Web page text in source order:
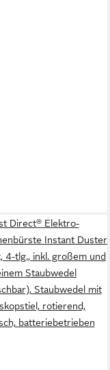
Direct® Elektro-
Instant Duster
4-tlg., inkl. großem und
Staubwedel
Staubwedel mit
rotierend,
batteriebetrieben